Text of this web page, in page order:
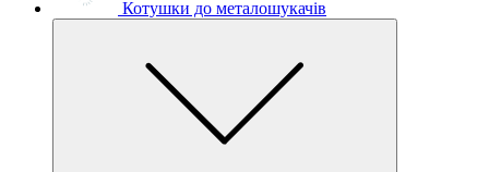
Котушки до металошукачів